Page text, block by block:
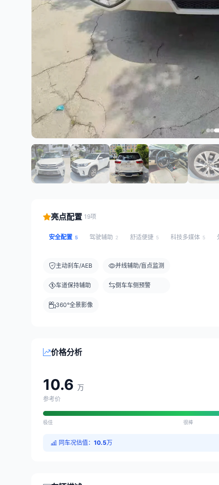
亮点配置 19项
安全配置 5 驾驶辅助 2 舒适便捷 5 科技多媒体 5
主动刹车/AEB
车道保持辅助
360°全景影像
并线辅助/盲点监测
倒车车侧预警
价格分析
10.6 万
参考价
极佳 很棒
同车况估值： 10.5万